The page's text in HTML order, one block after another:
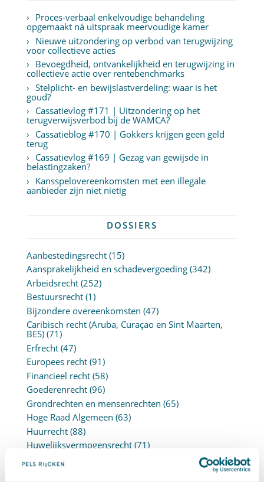
Proces-verbaal enkelvoudige behandeling
opgemaakt ná uitspraak meervoudige kamer
Nieuwe uitzondering op verbod van terugwijzing
voor collectieve acties
Bevoegdheid, ontvankelijkheid en terugwijzing in
collectieve actie over rentebenchmarks
Stelplicht- en bewijslastverdeling: waar is het
goud?
Cassatievlog #171 | Uitzondering op het
terugverwijsverbod bij de WAMCA?
Cassatieblog #170 | Gokkers krijgen geen geld
terug
Cassatievlog #169 | Gezag van gewijsde in
belastingzaken?
Kansspelovereenkomsten met een illegale
aanbieder zijn niet nietig
DOSSIERS
Aanbestedingsrecht(15)
Aansprakelijkheid en schadevergoeding(342)
Arbeidsrecht(252)
Bestuursrecht(1)
Bijzondere overeenkomsten (47)
Caribisch recht (Aruba, Curaçao en Sint Maarten,
BES)(71)
Erfrecht(47)
Europees recht(91)
Financieel recht(58)
Goederenrecht(96)
Grondrechten en mensenrechten (65)
Hoge Raad Algemeen (63)
Huurrecht(88)
Huwelijksvermogensrecht(71)
Insolventierecht